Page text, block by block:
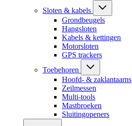
Sloten & kabels
Grondbeugels
Hangsloten
Kabels & kettingen
Motorsloten
GPS trackers
Toebehoren
Hoofd- & zaklantaarns
Zeilmessen
Multi-tools
Mastbroeken
Sluitingopeners